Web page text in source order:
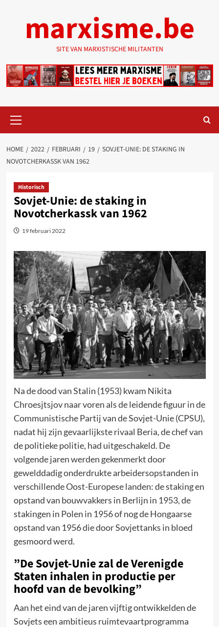
marxisme.be
SITE VAN MARXISTISCHE MILITANTEN
menu
HOME 2022 FEBRUARI 19
SOVJET-UNIE: DE STAKING IN
NOVOTCHERKASSK VAN 1962
Historisch
Sovjet-Unie: de staking in
Novotcherkassk van 1962
19 februari 2022
Na de dood van Stalin (1953) kwam Nikita
Chroesjtsjov naar voren als de leidende figuur in de
Communistische Partij van de Sovjet-Unie (CPSU),
nadat hij zijn gevaarlijkste rivaal Beria, de chef van
de politieke politie, had uitgeschakeld. De
volgende jaren werden gekenmerkt door
gewelddadig onderdrukte arbeidersopstanden in
verschillende Oost-Europese landen: de staking en
opstand van bouwvakkers in Berlijn in 1953, de
stakingen in Polen in 1956 of nog de Hongaarse
opstand van 1956 die door Sovjettanks in bloed
gesmoord werd.
”De Sovjet-Unie zal de Verenigde
Staten inhalen in productie per
hoofd van de bevolking”
Aan het eind van de jaren vijftig ontwikkelden de
Sovjets een ambitieus ruimtevaartprogramma